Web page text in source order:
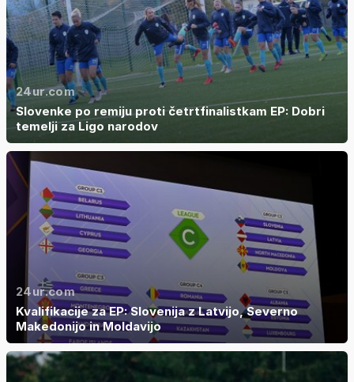
24ur.com
Slovenke po remiju proti četrtfinalistkam EP: Dobri
temelji za Ligo narodov
24ur.com
Kvalifikacije za EP: Slovenija z Latvijo, Severno
Makedonijo in Moldavijo